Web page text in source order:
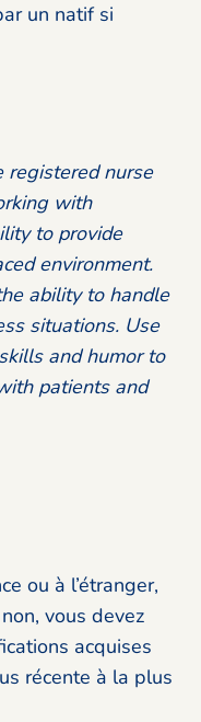
un natif si
registered nurse
with
to provide
environment.
ability to handle
situations. Use
and humor to
patients and
ou à l’étranger,
vous devez
acquises
récente à la plus